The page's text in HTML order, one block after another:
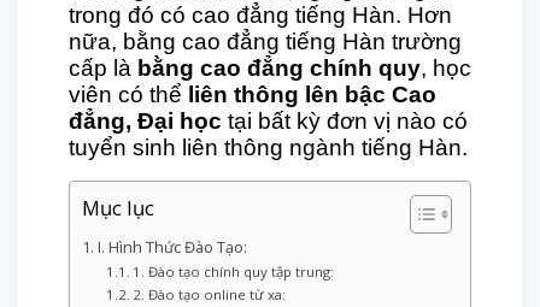
trong đó có cao đẳng tiếng Hàn. Hơn
nữa, bằng cao đẳng tiếng Hàn trường
cấp là bằng cao đẳng chính quy, học
viên có thể liên thông lên bậc Cao
đẳng, Đại học tại bất kỳ đơn vị nào có
tuyển sinh liên thông ngành tiếng Hàn.
Mục lục
I. Hình Thức Đào Tạo:
1. Đào tạo chính quy tập trung:
2. Đào tạo online từ xa: